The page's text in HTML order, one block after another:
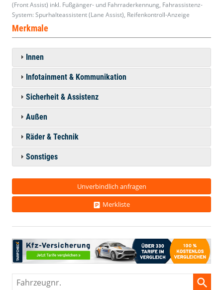
(Front Assist) inkl. Fußgänger- und Fahrraderkennung, Fahrassistenz-
System: Spurhalteassistent (Lane Assist), Reifenkontroll-Anzeige
Merkmale
Innen
Infotainment & Kommunikation
Sicherheit & Assistenz
Außen
Räder & Technik
Sonstiges
Unverbindlich anfragen
Merkliste
Fahrzeugnr.